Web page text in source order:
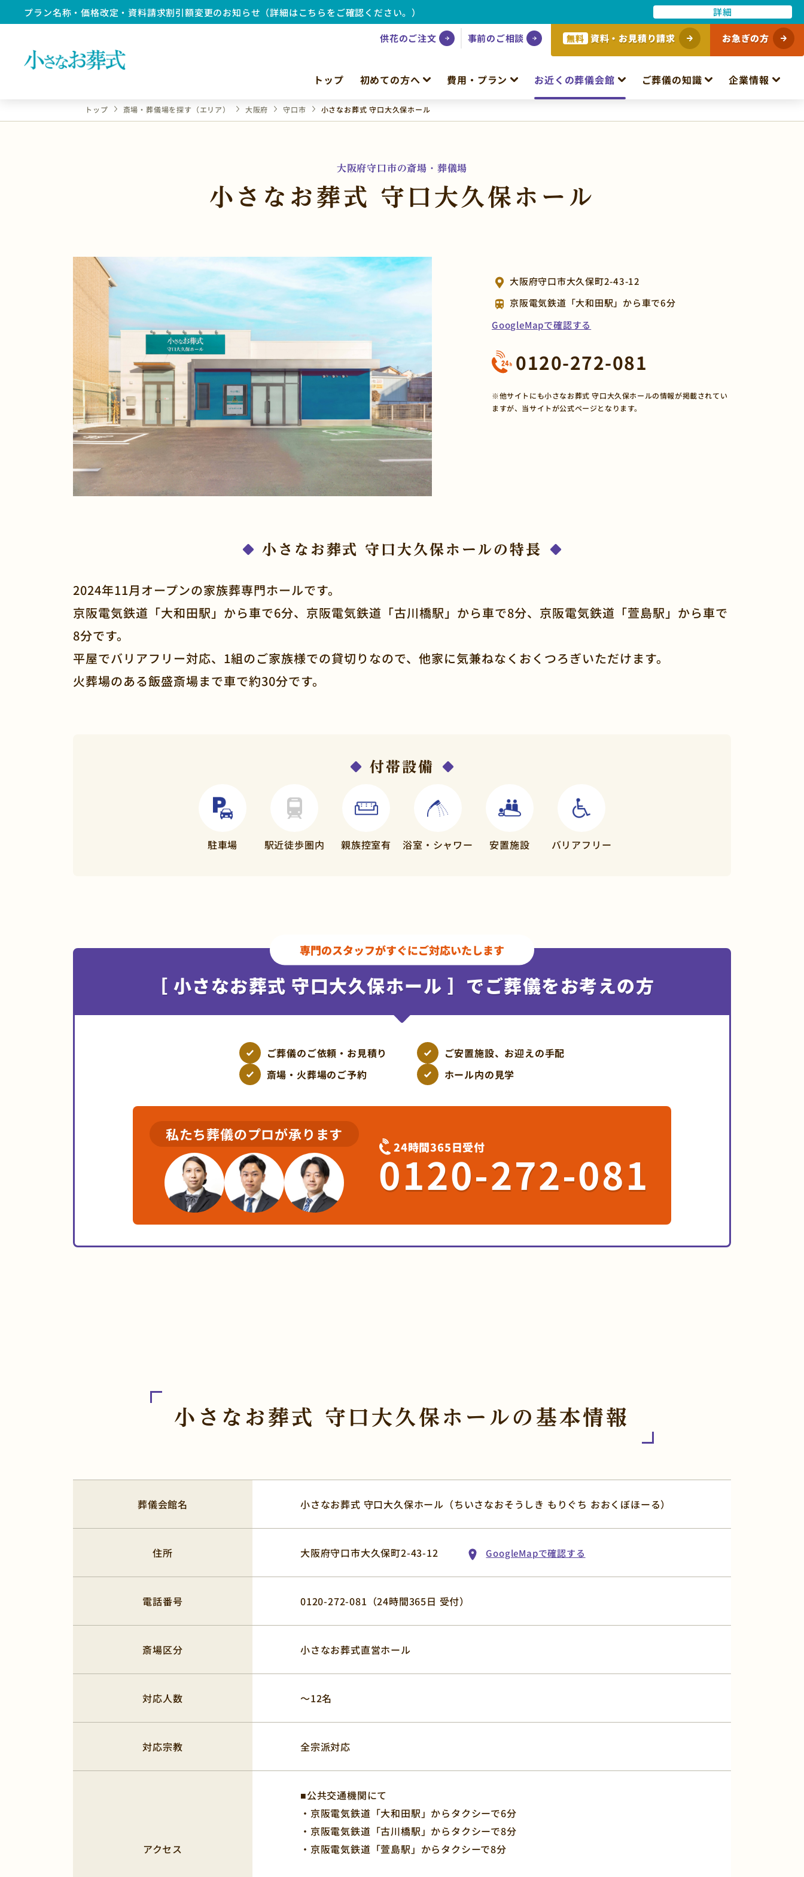
プラン名称・価格改定・資料請求割引額変更のお知らせ（詳細はこちらをご確認ください。） 詳細
供花のご注文 事前のご相談 無料 資料・お見積り請求 お急ぎの方
トップ 初めての方へ 費用・プラン お近くの葬儀会館 ご葬儀の知識 企業情報
トップ 斎場・葬儀場を探す（エリア） 大阪府 守口市 小さなお葬式 守口大久保ホール
大阪府守口市の斎場・葬儀場
小さなお葬式 守口大久保ホール
大阪府守口市大久保町2-43-12
京阪電気鉄道「大和田駅」から車で6分
GoogleMapで確認する
0120-272-081
※他サイトにも小さなお葬式 守口大久保ホールの情報が掲載されてい
ますが、当サイトが公式ページとなります。
小さなお葬式 守口大久保ホールの特長
2024年11月オープンの家族葬専門ホールです。
京阪電気鉄道「大和田駅」から車で6分、京阪電気鉄道「古川橋駅」から車で8分、京阪電気鉄道「萱島駅」から車で
8分です。
平屋でバリアフリー対応、1組のご家族様での貸切りなので、他家に気兼ねなくおくつろぎいただけます。
火葬場のある飯盛斎場まで車で約30分です。
付帯設備
駐車場 駅近徒歩圏内 親族控室有 浴室・ シャワー 安置施設 バリアフリー
［ 小さなお葬式 守口大久保ホール ］ でご葬儀をお考えの方
専門のスタッフがすぐにご対応いたします
ご葬儀のご依頼・お見積り
ご安置施設、お迎えの手配
斎場・火葬場のご予約
ホール内の見学
私たち葬儀のプロが承ります
24時間365日受付
0120-272-081
小さなお葬式 守口大久保ホールの 基本情報
葬儀会館名 小さなお葬式 守口大久保ホール（ちいさなおそうしき もりぐち おおくぼほーる）
住所 大阪府守口市大久保町2-43-12 GoogleMapで確認する
電話番号 0120-272-081 （24時間365日 受付）
斎場区分 小さなお葬式直営ホール
対応人数 〜12名
対応宗教 全宗派対応
アクセス
■公共交通機関にて
・京阪電気鉄道「大和田駅」からタクシーで6分
・京阪電気鉄道「古川橋駅」からタクシーで8分
・京阪電気鉄道「萱島駅」からタクシーで8分
QRコードを 読み取ってください。